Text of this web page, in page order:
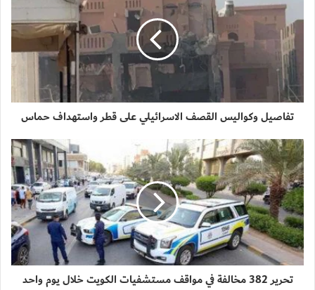
تفاصيل وكواليس القصف الاسرائيلي على قطر واستهداف حماس
تحرير 382 مخالفة في مواقف مستشفيات الكويت خلال يوم واحد